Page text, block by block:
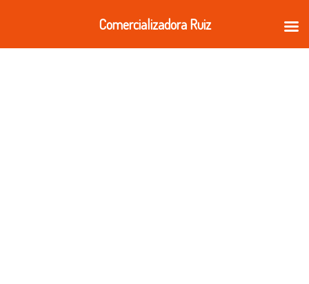
contenido
Comercializadora Ruiz